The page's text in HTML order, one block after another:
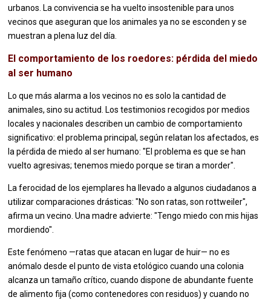
urbanos. La convivencia se ha vuelto insostenible para unos
vecinos que aseguran que los animales ya no se esconden y se
muestran a plena luz del día.
El comportamiento de los roedores: pérdida del miedo
al ser humano
Lo que más alarma a los vecinos no es solo la cantidad de
animales, sino su actitud. Los testimonios recogidos por medios
locales y nacionales describen un cambio de comportamiento
significativo: el problema principal, según relatan los afectados, es
la pérdida de miedo al ser humano: "El problema es que se han
vuelto agresivas; tenemos miedo porque se tiran a morder".
La ferocidad de los ejemplares ha llevado a algunos ciudadanos a
utilizar comparaciones drásticas: "No son ratas, son rottweiler",
afirma un vecino. Una madre advierte: "Tengo miedo con mis hijas
mordiendo".
Este fenómeno —ratas que atacan en lugar de huir— no es
anómalo desde el punto de vista etológico cuando una colonia
alcanza un tamaño crítico, cuando dispone de abundante fuente
de alimento fija (como contenedores con residuos) y cuando no